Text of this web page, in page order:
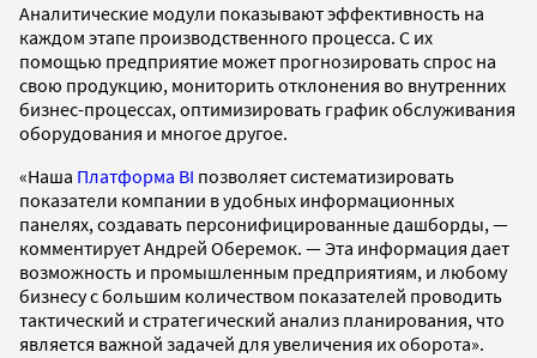
Аналитические модули показывают эффективность на
каждом этапе производственного процесса. С их
помощью предприятие может прогнозировать спрос на
свою продукцию, мониторить отклонения во внутренних
бизнес-процессах, оптимизировать график обслуживания
оборудования и многое другое.
«Наша Платформа BI позволяет систематизировать
показатели компании в удобных информационных
панелях, создавать персонифицированные дашборды, —
комментирует Андрей Оберемок. — Эта информация дает
возможность и промышленным предприятиям, и любому
бизнесу с большим количеством показателей проводить
тактический и стратегический анализ планирования, что
является важной задачей для увеличения их оборота».